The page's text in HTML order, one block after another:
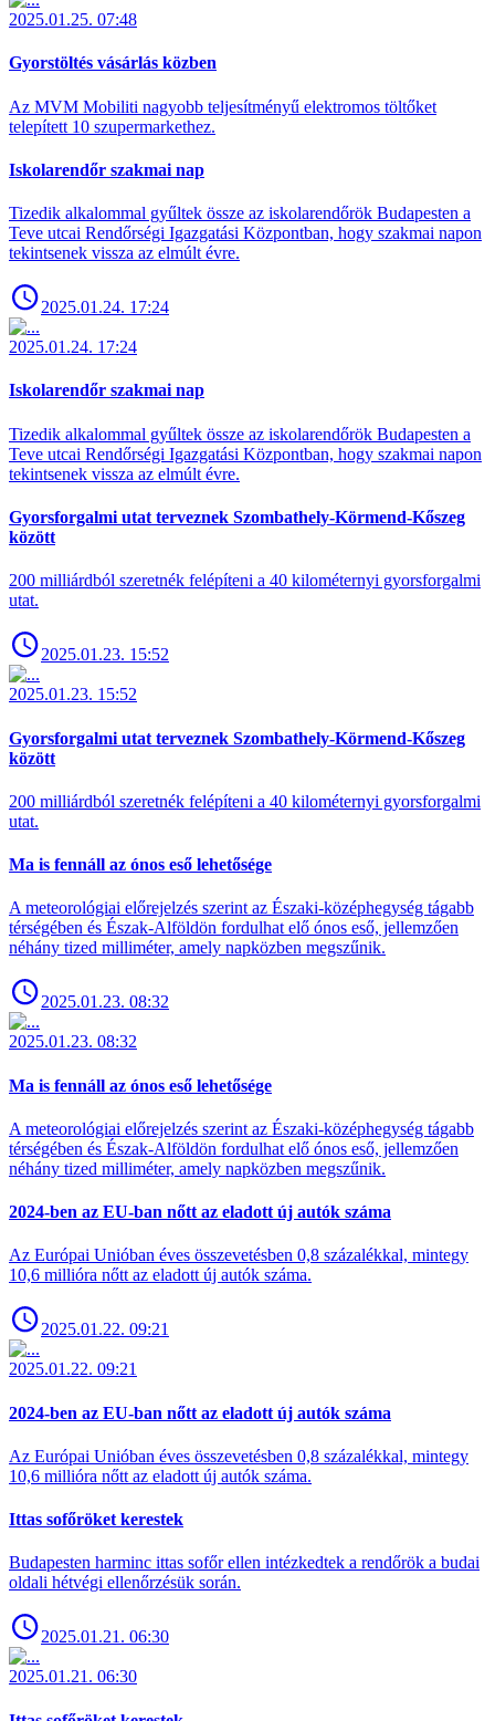
2025.01.25. 07:48
Gyorstöltés vásárlás közben
Az MVM Mobiliti nagyobb teljesítményű elektromos töltőket
telepített 10 szupermarkethez.
Iskolarendőr szakmai nap
Tizedik alkalommal gyűltek össze az iskolarendőrök Budapesten a
Teve utcai Rendőrségi Igazgatási Központban, hogy szakmai napon
tekintsenek vissza az elmúlt évre.
2025.01.24. 17:24
2025.01.24. 17:24
Iskolarendőr szakmai nap
Tizedik alkalommal gyűltek össze az iskolarendőrök Budapesten a
Teve utcai Rendőrségi Igazgatási Központban, hogy szakmai napon
tekintsenek vissza az elmúlt évre.
Gyorsforgalmi utat terveznek Szombathely-Körmend-Kőszeg
között
200 milliárdból szeretnék felépíteni a 40 kilométernyi gyorsforgalmi
utat.
2025.01.23. 15:52
2025.01.23. 15:52
Gyorsforgalmi utat terveznek Szombathely-Körmend-Kőszeg
között
200 milliárdból szeretnék felépíteni a 40 kilométernyi gyorsforgalmi
utat.
Ma is fennáll az ónos eső lehetősége
A meteorológiai előrejelzés szerint az Északi-középhegység tágabb
térségében és Észak-Alföldön fordulhat elő ónos eső, jellemzően
néhány tized milliméter, amely napközben megszűnik.
2025.01.23. 08:32
2025.01.23. 08:32
Ma is fennáll az ónos eső lehetősége
A meteorológiai előrejelzés szerint az Északi-középhegység tágabb
térségében és Észak-Alföldön fordulhat elő ónos eső, jellemzően
néhány tized milliméter, amely napközben megszűnik.
2024-ben az EU-ban nőtt az eladott új autók száma
Az Európai Unióban éves összevetésben 0,8 százalékkal, mintegy
10,6 millióra nőtt az eladott új autók száma.
2025.01.22. 09:21
2025.01.22. 09:21
2024-ben az EU-ban nőtt az eladott új autók száma
Az Európai Unióban éves összevetésben 0,8 százalékkal, mintegy
10,6 millióra nőtt az eladott új autók száma.
Ittas sofőröket kerestek
Budapesten harminc ittas sofőr ellen intézkedtek a rendőrök a budai
oldali hétvégi ellenőrzésük során.
2025.01.21. 06:30
2025.01.21. 06:30